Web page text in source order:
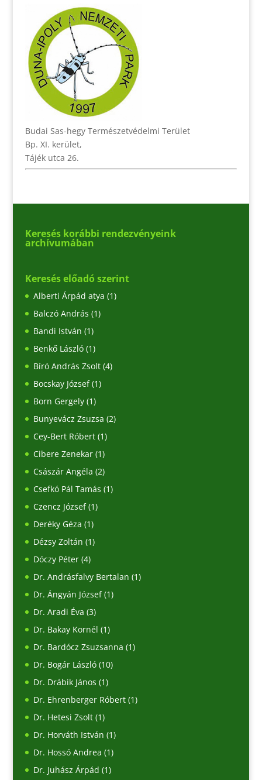
Budai Sas-hegy Természetvédelmi Terület
Bp. XI. kerület,
Tájék utca 26.
Keresés korábbi rendezvényeink
archívumában
Keresés előadó szerint
Alberti Árpád atya (1)
Balczó András (1)
Bandi István (1)
Benkő László(1)
Bíró András Zsolt(4)
Bocskay József(1)
Born Gergely(1)
Bunyevácz Zsuzsa (2)
Cey-Bert Róbert(1)
Cibere Zenekar(1)
Császár Angéla (2)
Csefkó Pál Tamás (1)
Czencz József(1)
Deréky Géza (1)
Dézsy Zoltán (1)
Dóczy Péter(4)
Dr. Andrásfalvy Bertalan (1)
Dr. Ángyán József(1)
Dr. Aradi Éva (3)
Dr. Bakay Kornél (1)
Dr. Bardócz Zsuzsanna (1)
Dr. Bogár László(10)
Dr. Drábik János (1)
Dr. Ehrenberger Róbert(1)
Dr. Hetesi Zsolt(1)
Dr. Horváth István (1)
Dr. Hossó Andrea (1)
Dr. Juhász Árpád (1)